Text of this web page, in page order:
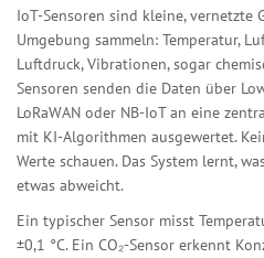
IoT-Sensoren sind kleine, vernetzte
Umgebung sammeln: Temperatur,
Luftdruck, Vibrationen, sogar
Sensoren senden die Daten über
LoRaWAN oder NB-IoT an eine
mit KI-Algorithmen ausgewertet.
Werte schauen. Das System lernt,
etwas abweicht.
Ein typischer Sensor misst
±0,1 °C. Ein CO₂-Sensor erkennt